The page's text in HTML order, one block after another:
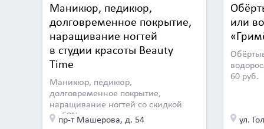
Маникюр, педикюр,
долговременное покрытие,
наращивание ногтей
в студии красоты Beauty
Time
Маникюр, педикюр,
долговременное покрытие,
наращивание ногтей со скидкой
до 50%
пр-т Машерова, д. 54
или
60 руб.
ул.